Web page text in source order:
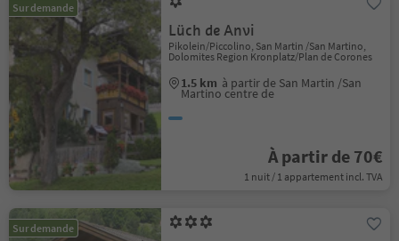
Sur demande
Lüch de Anvi
Pikolein/Piccolino, San Martin /San Martino,
Dolomites Region Kronplatz/Plan de Corones
1.5 km à partir de San Martin /San
Martino centre de
À partir de 70€
1 nuit / 1 appartement incl. TVA
Sur demande